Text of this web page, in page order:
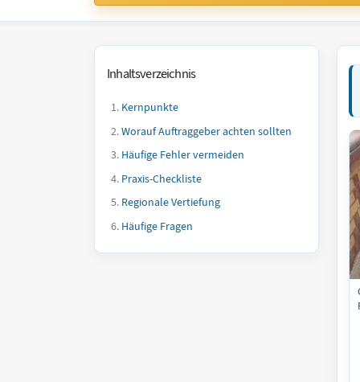
Inhaltsverzeichnis
Kernpunkte
Worauf Auftraggeber achten sollten
Häufige Fehler vermeiden
Praxis-Checkliste
Regionale Vertiefung
Häufige Fragen